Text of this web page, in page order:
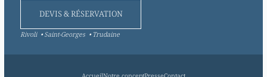
DEVIS & RÉSERVATION
Rivoli Saint-Georges Trudaine